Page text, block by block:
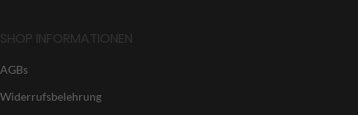
SHOP INFORMATIONEN
AGBs
Widerrufsbelehrung